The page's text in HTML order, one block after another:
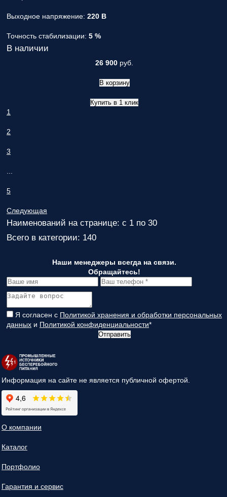
Выходное напряжение: 220 В
Точность стабилизации: 5 %
В наличии
26 900 руб.
В корзину
Купить в 1 клик
1
2
3
5
Следующая
Наименований на странице: с 1 по 30
Всего в категории: 140
Наши менеджеры всегда на связи.
Обращайтесь!
Я согласен с Политикой хранения и обработки персональных
данных и Политикой конфиденциальности*
Отправить
Информация на сайте не является публичной офертой.
О компании
Каталог
Портфолио
Гарантия и сервис